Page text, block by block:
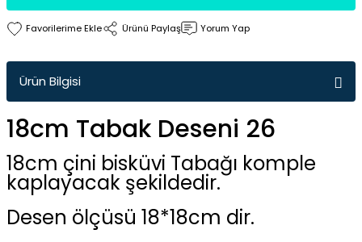
Ürünü Paylaş Yorum Yap
Ürün Bilgisi
18cm Tabak Deseni 26
18cm çini bisküvi Tabağı komple
kaplayacak şekildedir.
Desen ölçüsü 18*18cm dir.